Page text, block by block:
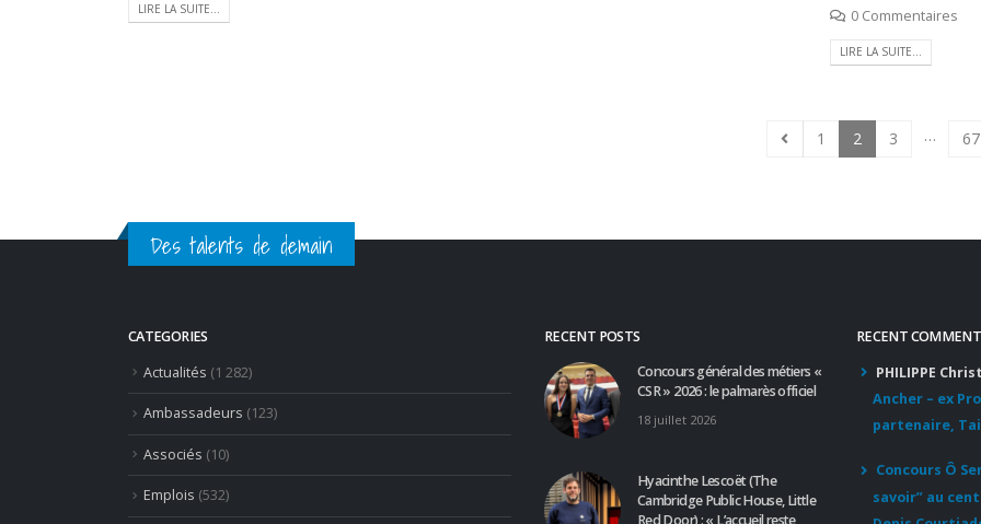
LIRE LA SUITE...
0 Commentaires
LIRE LA SUITE...
1 2 3 … 67
Des talents de demain
CATEGORIES
Actualités (1 282)
Ambassadeurs (123)
Associés (10)
Emplois (532)
RECENT POSTS
Concours général des métiers «
CSR » 2026 : le palmarès officiel
18 juillet 2026
Hyacinthe Lescoët (The
Cambridge Public House, Little
Red Door) : « L’accueil reste
RECENT
PHILIPPE
Ancher – ex
partenaire,
Concours Ô
savoir” au